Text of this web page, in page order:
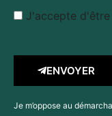
J'accepte
ENVOYER
Je m’oppose au